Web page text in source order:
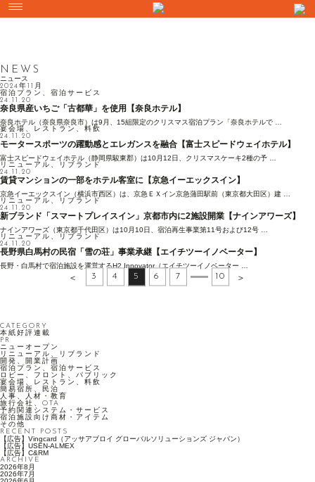
NEWS
ニュース
2024年11月
宿泊プラン、宿泊サービス
24.11.20
奈良県産いちご「古都華」を使用【奈良ホテル】
奈良ホテル（奈良県奈良市）は9月、15組限定のクリスマス宿泊プラン「奈良ホテルで …
宴会場、レストラン、料飲
24.11.20
モータースポーツの躍動感とエレガンスを融合【富士スピードウェイホテル】
富士スピードウェイホテル（静岡県駿東郡）は10月12日、クリスマスケーキ2種の予 …
リニューアル、リブランド
24.11.20
賃貸マンションの一部をホテル客室に【京急イーエックスイン】
京急イーエックスイン（横浜市西区）は、京急ＥＸイン京急蒲田駅前（東京都大田区）建 …
リニューアル、リブランド
24.11.20
新ブランド「スマートプレイスイン」京都市内に2施設開業【ナインアワーズ】
ナインアワーズ（東京都千代田区）は10月10日、宿泊再生事業第11号および12号 …
リニューアル、リブランド
24.11.20
長野県白馬村の民宿「雪の荘」事業承継【エイチツーイノベーター】
長野・白馬村で宿泊施設を運営するH2 Innovator（エイチツーイノベーター …
＜ 3 4 5 6 7 10 ＞
CATEGORY
本紙好評連載
PR
ニューオープン
リニューアル、リブランド
開発、開業計画
宿泊プラン、宿泊サービス
ロビー、フロント、パブリック
宴会場、レストラン、料飲
簡易宿所、民泊
人事、人材・教育
旅行会社、OTA
予約関連システム・サービス
宿泊施設向け商材・アイテム
その他
RECENT POSTS
【広告】Vingcard（アッサアブロイ グローバルソリューションズ ジャパン）
【広告】USEN-ALMEX
【広告】C&RM
ARCHIVE
2026年8月
2026年7月